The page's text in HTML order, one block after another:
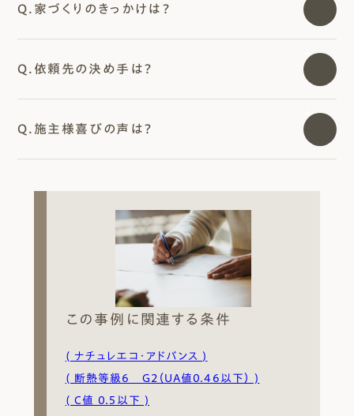
Q.家づくりのきっかけは？
Q.依頼先の決め手は？
Q.施主様喜びの声は？
この事例に関連する条件
( ナチュレエコ・アドバンス )
( 断熱等級6 G2（UA値0.46以下） )
( C値 0.5以下 )